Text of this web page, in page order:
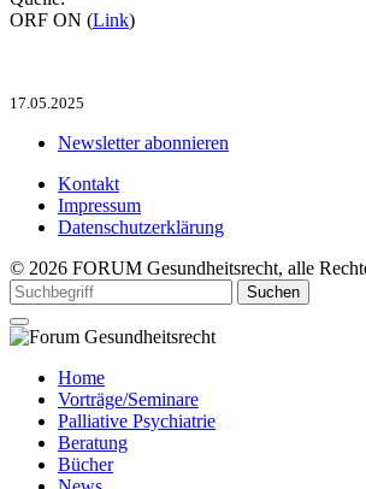
ORF ON (Link)
17.05.2025
Newsletter abonnieren
Kontakt
Impressum
Datenschutzerklärung
© 2026 FORUM Gesundheitsrecht, alle
Home
Vorträge/Seminare
Palliative Psychiatrie
Beratung
Bücher